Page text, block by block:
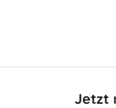
Jetzt